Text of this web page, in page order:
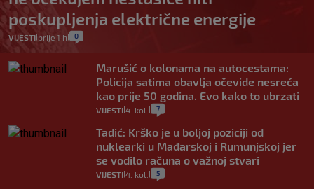
poskupljenja električne energije
VIJESTI prije 1 h 0
Marušić o kolonama na autocestama:
Policija satima obavlja očevide nesreća
kao prije 50 godina. Evo kako to ubrzati
VIJESTI 4. kol. 7
Tadić: Krško je u boljoj poziciji od
nuklearki u Mađarskoj i Rumunjskoj jer
se vodilo računa o važnoj stvari
VIJESTI 4. kol. 5